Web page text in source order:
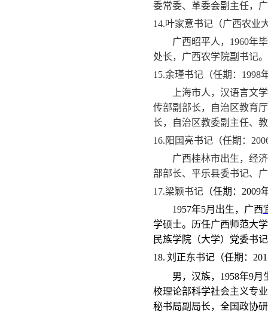
委常委、革委会副主任，
14.叶家意书记（广西农业
广西昭平人， 1960年
处长，广西农学院副书记。
15.余瑾书记（任期： 1998
上海市人，汉语言文
传部副部长，自治区教育
长，自治区教委副主任、
16. 阳国亮书记（任期：
广西桂林市出生，经
部部长、平乐县委书记、
17.梁颖书记（任期： 2009
1957年5月出生，广西
学硕士。历任广西师范大
民族学院（大学）党委书
18. 刘正东书记（任期：
男，汉族， 1958年9月
校理论部科学社会主义专
秘书局副局长，全国政协